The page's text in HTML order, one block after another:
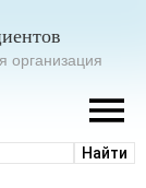
организация